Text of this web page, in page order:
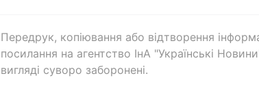
Передрук, копіювання або відтворення
посилання на агентство ІнА "Українські
вигляді суворо заборонені.